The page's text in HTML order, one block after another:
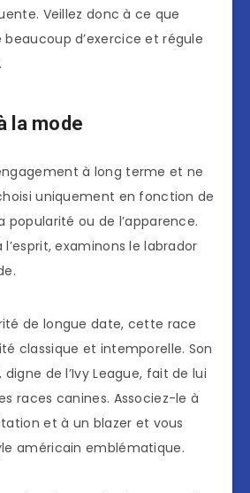
Veillez donc à ce que
d’exercice et régule
la mode
à long terme et ne
uniquement en fonction de
popularité ou de l’apparence.
examinons le labrador
de longue date, cette race
classique et intemporelle. Son
de l’Ivy League, fait de lui
races canines. Associez-le à
et à un blazer et vous
américain emblématique.